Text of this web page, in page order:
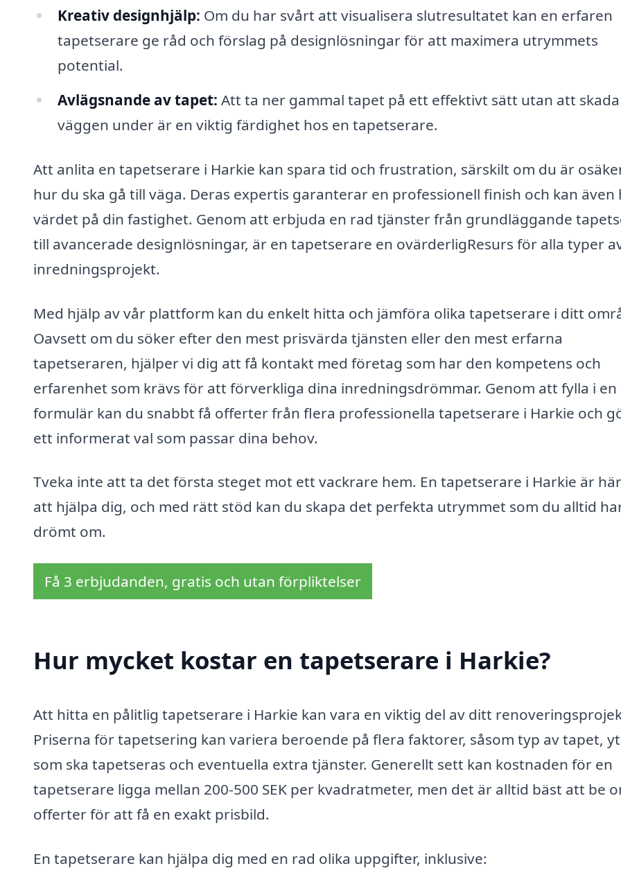
Kreativ designhjälp: Om du har svårt att visualisera slutresultatet kan en erfaren
tapetserare ge råd och förslag på designlösningar för att maximera utrymmets
potential.
Avlägsnande av tapet: Att ta ner gammal tapet på ett effektivt sätt utan att skada
väggen under är en viktig färdighet hos en tapetserare.
Att anlita en tapetserare i Harkie kan spara tid och frustration, särskilt om du är
hur du ska gå till väga. Deras expertis garanterar en professionell finish och kan även
värdet på din fastighet. Genom att erbjuda en rad tjänster från grundläggande
till avancerade designlösningar, är en tapetserare en ovärderligResurs för alla typer
inredningsprojekt.
Med hjälp av vår plattform kan du enkelt hitta och jämföra olika tapetserare i ditt
Oavsett om du söker efter den mest prisvärda tjänsten eller den mest erfarna
tapetseraren, hjälper vi dig att få kontakt med företag som har den kompetens och
erfarenhet som krävs för att förverkliga dina inredningsdrömmar. Genom att fylla i en
formulär kan du snabbt få offerter från flera professionella tapetserare i Harkie och
ett informerat val som passar dina behov.
Tveka inte att ta det första steget mot ett vackrare hem. En tapetserare i Harkie är
att hjälpa dig, och med rätt stöd kan du skapa det perfekta utrymmet som du alltid
drömt om.
Få 3 erbjudanden, gratis och utan förpliktelser
Hur mycket kostar en tapetserare i Harkie?
Att hitta en pålitlig tapetserare i Harkie kan vara en viktig del av ditt
Priserna för tapetsering kan variera beroende på flera faktorer, såsom typ av tapet,
som ska tapetseras och eventuella extra tjänster. Generellt sett kan kostnaden för en
tapetserare ligga mellan 200-500 SEK per kvadratmeter, men det är alltid bäst att be
offerter för att få en exakt prisbild.
En tapetserare kan hjälpa dig med en rad olika uppgifter, inklusive: